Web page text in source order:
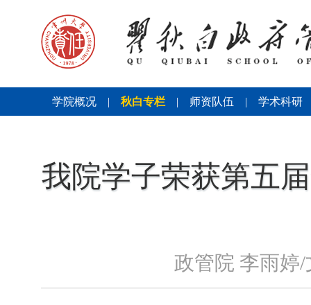
学院概况 | 秋白专栏 | 师资队伍 | 学术科研
我院学子荣获第五
政管院 李雨婷/